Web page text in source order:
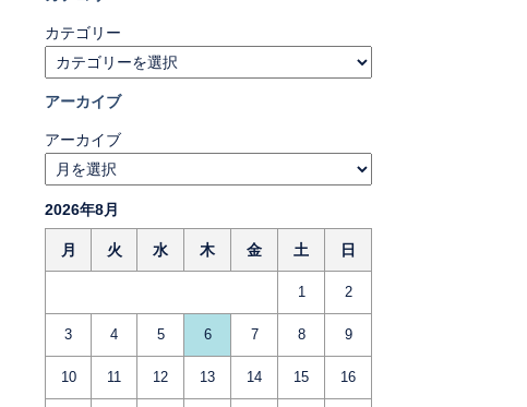
カテゴリー
アーカイブ
アーカイブ
2026年8月
月 火 水 木 金 土 日
1 2
3 4 5 6 7 8 9
10 11 12 13 14 15 16